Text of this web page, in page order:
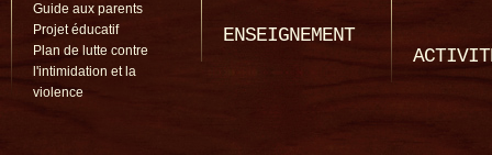
Guide aux parents
Projet éducatif
Plan de lutte contre
l'intimidation et la
violence
ENSEIGNEMENT